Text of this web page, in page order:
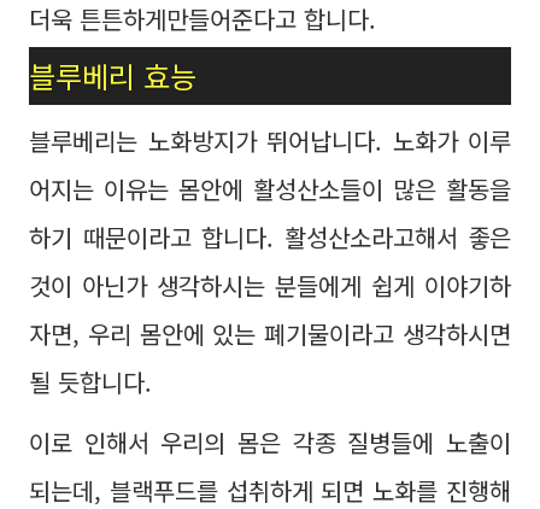
더욱 튼튼하게만들어준다고 합니다.
블루베리 효능
블루베리는 노화방지가 뛰어납니다. 노화가 이루
어지는 이유는 몸안에 활성산소들이 많은 활동을
하기 때문이라고 합니다. 활성산소라고해서 좋은
것이 아닌가 생각하시는 분들에게 쉽게 이야기하
자면, 우리 몸안에 있는 폐기물이라고 생각하시면
될 듯합니다.
이로 인해서 우리의 몸은 각종 질병들에 노출이
되는데, 블랙푸드를 섭취하게 되면 노화를 진행해